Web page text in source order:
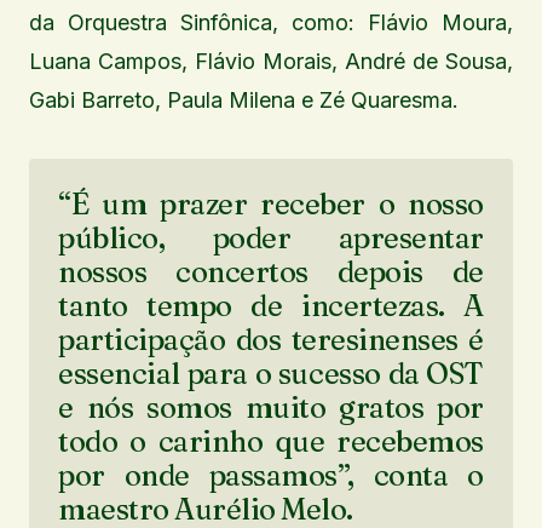
da Orquestra Sinfônica, como: Flávio Moura,
Luana Campos, Flávio Morais, André de Sousa,
Gabi Barreto, Paula Milena e Zé Quaresma.
“É um prazer receber o nosso
público, poder apresentar
nossos concertos depois de
tanto tempo de incertezas. A
participação dos teresinenses é
essencial para o sucesso da OST
e nós somos muito gratos por
todo o carinho que recebemos
por onde passamos”, conta o
maestro Aurélio Melo.